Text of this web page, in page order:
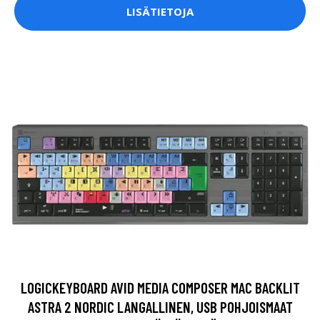
LISÄTIETOJA
LOGICKEYBOARD AVID MEDIA COMPOSER MAC BACKLIT
ASTRA 2 NORDIC LANGALLINEN, USB POHJOISMAAT